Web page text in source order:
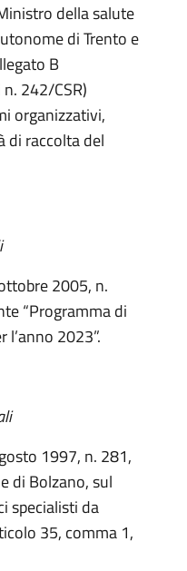
della salute
di Trento e
B
242/CSR)
organizzativi,
di raccolta del
2005, n.
“Programma di
2023”.
1997, n. 281,
di Bolzano, sul
specialisti da
35, comma 1,